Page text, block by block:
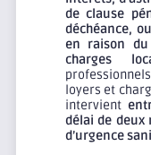
de clause
déchéance,
en raison
charges
loyers et
intervient
délai de deux
d’urgence